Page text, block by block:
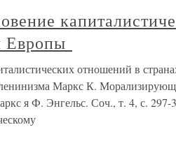
Европы
отношений в
Маркс К.
я Ф. Энгельс. Соч., т. 4, с.